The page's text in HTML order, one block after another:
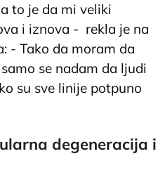
to je da mi veliki
i iznova - rekla je na
- Tako da moram da
se nadam da ljudi
su sve linije potpuno
degeneracija i